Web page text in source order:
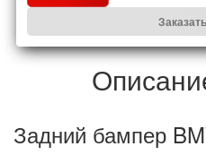
Задний бампер